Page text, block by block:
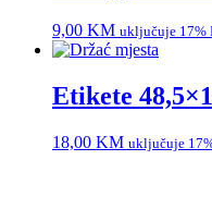
9,00 KM uključuje 17%
Etikete
18,00 KM uključuje